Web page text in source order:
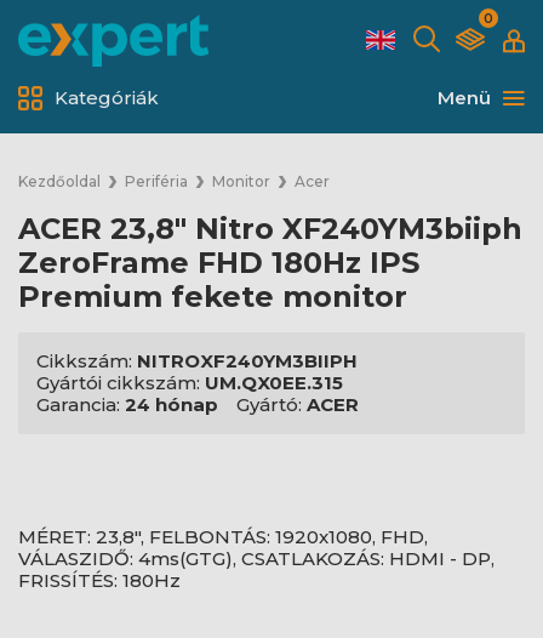
0
Menü
Kategóriák
Kezdőoldal Periféria Monitor Acer
ACER 23,8" Nitro XF240YM3biiph
ZeroFrame FHD 180Hz IPS
Premium fekete monitor
Cikkszám: NITROXF240YM3BIIPH
Gyártói cikkszám: UM.QX0EE.315
Garancia: 24 hónap Gyártó: ACER
MÉRET: 23,8", FELBONTÁS: 1920x1080, FHD,
VÁLASZIDŐ: 4ms(GTG), CSATLAKOZÁS: HDMI - DP,
FRISSÍTÉS: 180Hz